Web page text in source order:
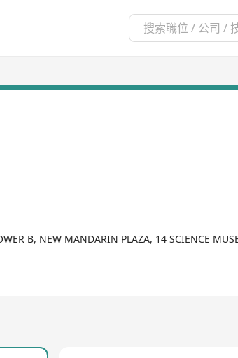
B, NEW MANDARIN PLAZA, 14 SCIENCE